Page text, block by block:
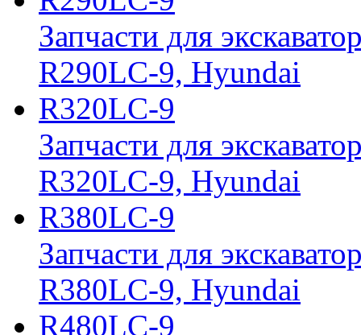
Запчасти для
R290LC-9, Hyundai
R320LC-9
Запчасти для
R320LC-9, Hyundai
R380LC-9
Запчасти для
R380LC-9, Hyundai
R480LC-9